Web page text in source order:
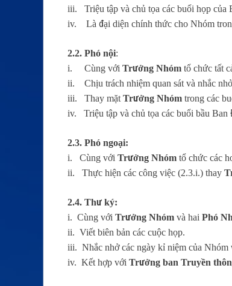
iii. Triệu tập và chủ tọa các buổi họp của
iv. Là đại diện chính thức cho Nhóm
2.2. Phó nội:
i. Cùng với Trưởng Nhóm tổ chức tất
ii. Chịu trách nhiệm quan sát và nhắc
iii. Thay mặt Trưởng Nhóm trong các
iv. Triệu tập và chủ tọa các buổi bầu Ban
2.3. Phó ngoại:
i. Cùng với Trưởng Nhóm tổ chức các
ii. Thực hiện các công việc (2.3.i.) thay
2.4. Thư ký:
i. Cùng với Trưởng Nhóm và hai Phó
ii. Viết biên bản các cuộc họp.
iii. Nhắc nhở các ngày kỉ niệm của Nhóm
iv. Kết hợp với Trưởng ban Truyền